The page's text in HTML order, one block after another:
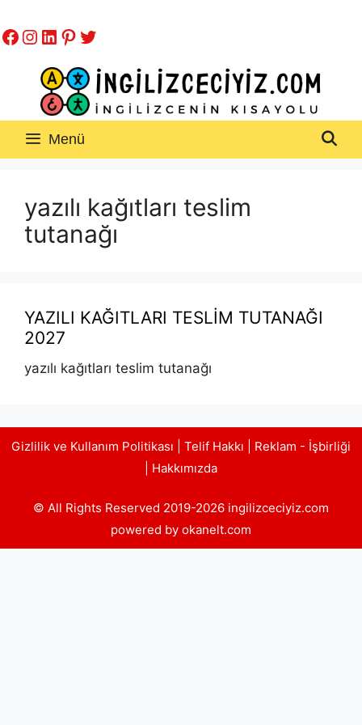
atla
Facebook
Instagram
LinkedIn
Pinterest
Twitter
Menü
yazılı kağıtları teslim
tutanağı
YAZILI KAĞITLARI TESLİM TUTANAĞI
2027
yazılı kağıtları teslim tutanağı
Gizlilik ve Kullanım Politikası Telif Hakkı
Reklam - İşbirliği
Hakkımızda
© All Rights Reserved 2019-2026 ingilizceciyiz.com
powered by okanelt.com